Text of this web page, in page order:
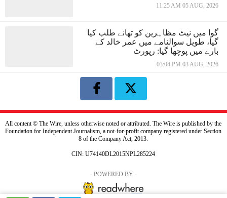
11:25 AM 05 AUG, 2026
گوا میں نیٹ مظاہرین کو تھانے طلب کیا
گیا، طویل سوالنامے میں عمر خالد کے
بارے میں پوچھا گیا: رپورٹ
03:04 PM 03 AUG, 2026
All content © The Wire, unless otherwise noted or attributed. The Wire is published by the
Foundation for Independent Journalism, a not-for-profit company registered under Section
8 of the Company Act, 2013.
CIN: U74140DL2015NPL285224
- POWERED BY -